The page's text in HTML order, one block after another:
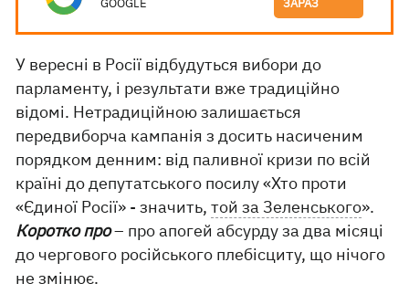
GOOGLE ЗАРАЗ
У вересні в Росії відбудуться вибори до
парламенту, і результати вже традиційно
відомі. Нетрадиційною залишається
передвиборча кампанія з досить насиченим
порядком денним: від паливної кризи по всій
країні до депутатського посилу «Хто проти
«Єдиної Росії» - значить,той за Зеленського».
Коротко про– про апогей абсурду за два місяці
до чергового російського плебісциту, що нічого
не змінює.